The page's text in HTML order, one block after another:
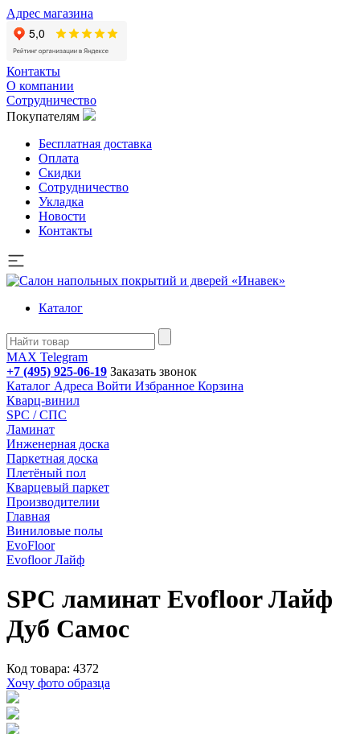
Адрес магазина
Контакты
О компании
Сотрудничество
Покупателям
Бесплатная доставка
Оплата
Скидки
Сотрудничество
Укладка
Новости
Контакты
Каталог
MAX Telegram
+7 (495) 925-06-19 Заказать звонок
Каталог Адреса Войти Избранное Корзина
Кварц-винил
SPC / СПС
Ламинат
Инженерная доска
Паркетная доска
Плетёный пол
Кварцевый паркет
Производителии
Главная
Виниловые полы
EvoFloor
Evofloor Лайф
SPC ламинат Evofloor Лайф
Дуб Самос
Код товара: 4372
Хочу фото образца